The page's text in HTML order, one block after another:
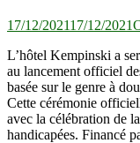
17/12/202117/12/2021
L’hôtel Kempinski a
au lancement officiel
basée sur le genre à
Cette cérémonie
avec la célébration de
handicapées. Financé